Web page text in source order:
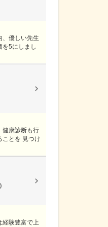
、優しい先生
を5にしまし
健康診断も行
ことを 見つけ
経験豊富で上